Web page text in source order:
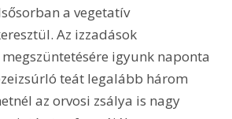
a vegetatív
Az izzadások
igyunk naponta
teát legalább három
az orvosi zsálya is nagy